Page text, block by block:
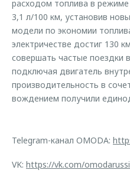
расходом топлива в
3,1 л/100 км, установив
модели по экономии
электричестве достиг 130
совершать частые поездки
подключая двигатель
производительность в
вождением получили
Telegram-канал OMODA:
VK: https://vk.com/